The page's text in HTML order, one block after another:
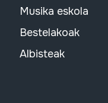
Musika eskola
Bestelakoak
Albisteak